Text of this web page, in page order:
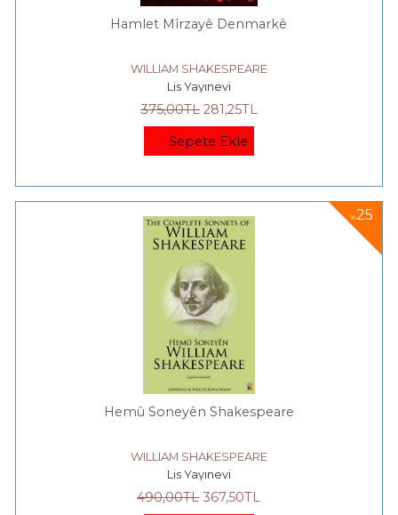
Hamlet Mîrzayê Denmarkê
WILLIAM SHAKESPEARE
Lis Yayınevi
375,00TL 281,25TL
Sepete Ekle
%25
Hemû Soneyên Shakespeare
WILLIAM SHAKESPEARE
Lis Yayınevi
490,00TL 367,50TL